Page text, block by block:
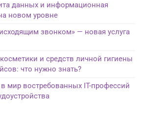
данных и информационная
новом уровне
звонком» — новая услуга
и средств личной гигиены
что нужно знать?
в мир востребованных IT-профессий